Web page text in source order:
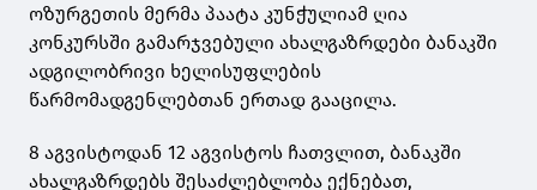
ოზურგეთის მერმა პაატა კუნჭულიამ ღია
კონკურსში გამარჯვებული ახალგაზრდები ბანაკში
ადგილობრივი ხელისუფლების
წარმომადგენლებთან ერთად გააცილა.
8 აგვისტოდან 12 აგვისტოს ჩათვლით, ბანაკში
ახალგაზრდებს შესაძლებლობა ექნებათ,